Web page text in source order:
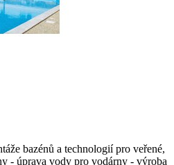
bazénů a technologií pro veřené,
- úprava vody pro vodárny - výroba